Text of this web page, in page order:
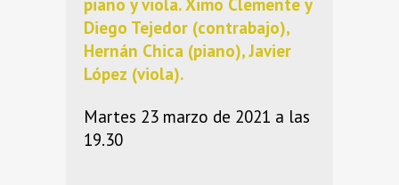
Diego Tejedor (contrabajo),
Hernán Chica (piano),Javier
López (viola).
Martes 23 marzo de 2021 a las
19.30